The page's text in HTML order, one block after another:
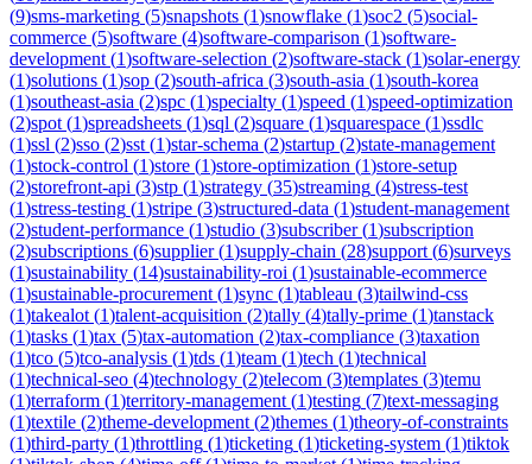
(9)sms-marketing (5)snapshots (1)snowflake (1)soc2 (5)social-
commerce (5)software (4)software-comparison (1)software-
development (1)software-selection (2)software-stack (1)solar-energy
(1)solutions (1)sop (2)south-africa (3)south-asia (1)south-korea
(1)southeast-asia (2)spc (1)specialty (1)speed (1)speed-optimization
(2)spot (1)spreadsheets (1)sql (2)square (1)squarespace (1)ssdlc
(1)ssl (2)sso (2)sst (1)star-schema (2)startup (2)state-management
(1)stock-control (1)store (1)store-optimization (1)store-setup
(2)storefront-api (3)stp (1)strategy (35)streaming (4)stress-test
(1)stress-testing (1)stripe (3)structured-data (1)student-management
(2)student-performance (1)studio (3)subscriber(1)subscription
(2)subscriptions (6)supplier(1)supply-chain (28)support (6)surveys
(1)sustainability (14)sustainability-roi (1)sustainable-ecommerce
(1)sustainable-procurement (1)sync (1)tableau (3)tailwind-css
(1)takealot (1)talent-acquisition (2)tally (4)tally-prime (1)tanstack
(1)tasks (1)tax (5)tax-automation (2)tax-compliance (3)taxation
(1)tco (5)tco-analysis (1)tds (1)team (1)tech (1)technical
(1)technical-seo (4)technology (2)telecom (3)templates (3)temu
(1)terraform (1)territory-management (1)testing (7)text-messaging
(1)textile (2)theme-development (2)themes (1)theory-of-constraints
(1)third-party (1)throttling (1)ticketing (1)ticketing-system (1)tiktok